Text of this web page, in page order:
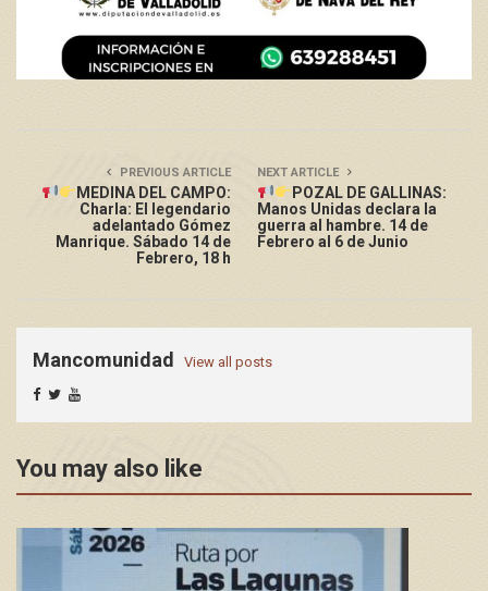
PREVIOUS ARTICLE
MEDINA DEL CAMPO:
Charla: El legendario
adelantado Gómez
Manrique. Sábado 14 de
Febrero, 18 h
NEXT ARTICLE
POZAL DE GALLINAS:
Manos Unidas declara la
guerra al hambre. 14 de
Febrero al 6 de Junio
Mancomunidad View all posts
You may also like